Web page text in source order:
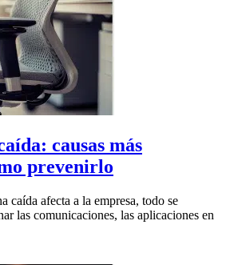
causas más
prevenirlo
caída afecta a la empresa, todo se
las comunicaciones, las aplicaciones en